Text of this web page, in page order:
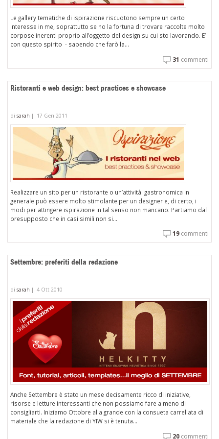
Le gallery tematiche di ispirazione riscuotono sempre un certo
interesse in me, soprattutto se ho la fortuna di trovare raccolte molto
corpose inerenti proprio all’oggetto del design su cui sto lavorando. E’
con questo spirito - sapendo che farò la...
31 commenti
Ristoranti e web design: best practices e showcase
di sarah | 17 Gen 2011
Realizzare un sito per un ristorante o un’attività gastronomica in
generale può essere molto stimolante per un designer e, di certo, i
modi per attingere ispirazione in tal senso non mancano. Partiamo dal
presupposto che in casi simili non si...
19 commenti
Settembre: preferiti della redazione
di sarah | 4 Ott 2010
Anche Settembre è stato un mese decisamente ricco di iniziative,
risorse e letture interessanti che non possiamo fare a meno di
consigliarti. Iniziamo Ottobre alla grande con la consueta carrellata di
materiale che la redazione di YIW si è tenuta...
20 commenti